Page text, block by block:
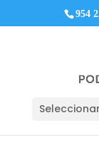
954